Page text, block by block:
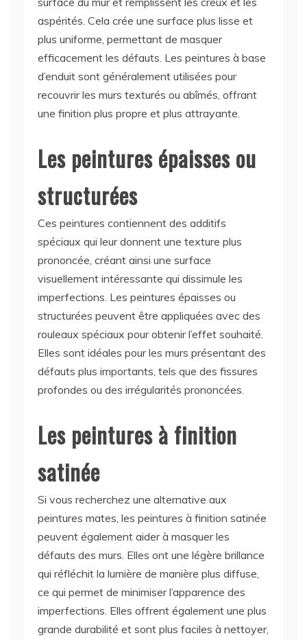
aspérités. Cela crée une surface plus lisse et
plus uniforme, permettant de masquer
efficacement les défauts. Les peintures à base
d’enduit sont généralement utilisées pour
recouvrir les murs texturés ou abîmés, offrant
une finition plus propre et plus attrayante.
Les peintures épaisses ou
structurées
Ces peintures contiennent des additifs
spéciaux qui leur donnent une texture plus
prononcée, créant ainsi une surface
visuellement intéressante qui dissimule les
imperfections. Les peintures épaisses ou
structurées peuvent être appliquées avec des
rouleaux spéciaux pour obtenir l’effet souhaité.
Elles sont idéales pour les murs présentant des
défauts plus importants, tels que des fissures
profondes ou des irrégularités prononcées.
Les peintures à finition
satinée
Si vous recherchez une alternative aux
peintures mates, les peintures à finition satinée
peuvent également aider à masquer les
défauts des murs. Elles ont une légère brillance
qui réfléchit la lumière de manière plus diffuse,
ce qui permet de minimiser l’apparence des
imperfections. Elles offrent également une plus
grande durabilité et sont plus faciles à nettoyer,